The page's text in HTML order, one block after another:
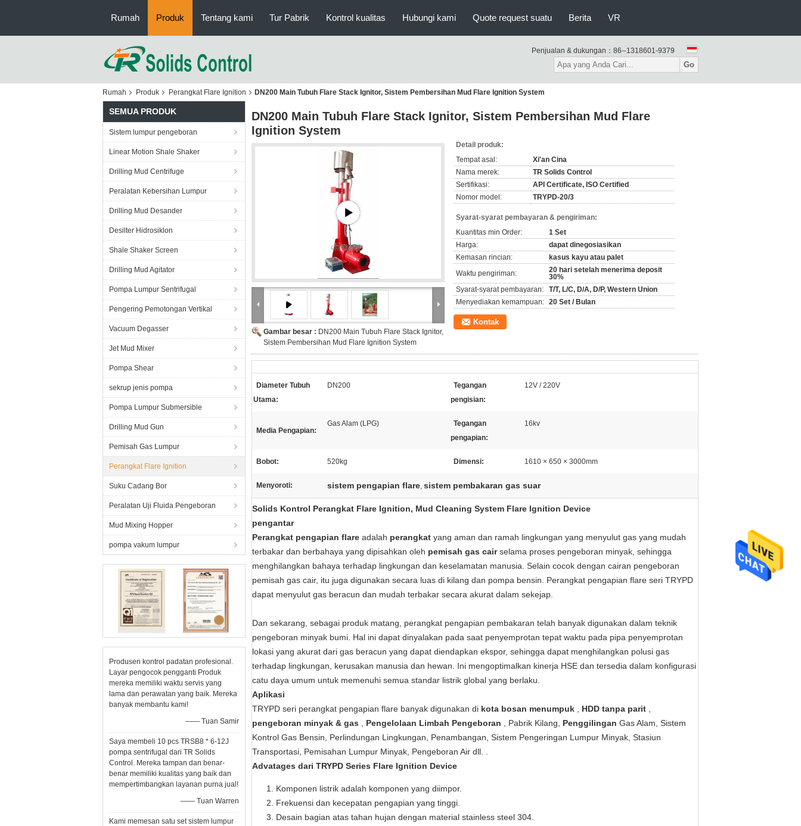
Rumah Produk Tentang kami Tur Pabrik Kontrol kualitas Hubungi kami Quote request suatu Berita VR
Penjualan & dukungan： 86--1318601-9379
Go
Rumah Produk Perangkat Flare Ignition DN200 Main Tubuh Flare Stack Ignitor, Sistem Pembersihan Mud Flare Ignition System
SEMUA PRODUK
Sistem lumpur pengeboran
Linear Motion Shale Shaker
Drilling Mud Centrifuge
Peralatan Kebersihan Lumpur
Drilling Mud Desander
Desilter Hidrosiklon
Shale Shaker Screen
Drilling Mud Agitator
Pompa Lumpur Sentrifugal
Pengering Pemotongan Vertikal
Vacuum Degasser
Jet Mud Mixer
Pompa Shear
sekrup jenis pompa
Pompa Lumpur Submersible
Drilling Mud Gun
Pemisah Gas Lumpur
Perangkat Flare Ignition
Suku Cadang Bor
Peralatan Uji Fluida Pengeboran
Mud Mixing Hopper
pompa vakum lumpur
Produsen kontrol padatan profesional.
Layar pengocok pengganti Produk
mereka memiliki waktu servis yang
lama dan perawatan yang baik. Mereka
banyak membantu kami!
—— Tuan Samir
Saya membeli 10 pcs TRSB8 * 6-12J
pompa sentrifugal dari TR Solids
Control. Mereka tampan dan benar-
benar memiliki kualitas yang baik dan
mempertimbangkan layanan purna jual!
—— Tuan Warren
Kami memesan satu set sistem lumpur
DN200 Main Tubuh Flare Stack Ignitor, Sistem Pembersihan Mud Flare
Ignition System
Gambar besar : DN200 Main Tubuh Flare Stack Ignitor,
Sistem Pembersihan Mud Flare Ignition System
Detail produk:
Tempat asal:
Xi'an Cina
Nama merek:
TR Solids Control
Sertifikasi:
API Certificate, ISO Certified
Nomor model:
TRYPD-20/3
Syarat-syarat pembayaran & pengiriman:
Kuantitas min Order:
1 Set
Harga:
dapat dinegosiasikan
Kemasan rincian:
kasus kayu atau palet
Waktu pengiriman:
20 hari setelah menerima deposit
30%
Syarat-syarat pembayaran:
T/T, L/C, D/A, D/P, Western Union
Menyediakan kemampuan: 20 Set / Bulan
Kontak
Diameter Tubuh
Utama:
DN200
Tegangan
pengisian:
12V / 220V
Media Pengapian:
Gas Alam (LPG)
Tegangan
pengapian:
16kv
Bobot: 520kg Dimensi: 1610 × 650 × 3000mm
Menyoroti: sistem pengapian flare, sistem pembakaran gas suar
Solids Kontrol Perangkat Flare Ignition, Mud Cleaning System Flare Ignition Device
pengantar
Perangkat pengapian flare adalah perangkat yang aman dan ramah lingkungan yang menyulut gas yang mudah
terbakar dan berbahaya yang dipisahkan oleh pemisah gas cairselama proses pengeboran minyak, sehingga
menghilangkan bahaya terhadap lingkungan dan keselamatan manusia. Selain cocok dengan cairan pengeboran
pemisah gas cair, itu juga digunakan secara luas di kilang dan pompa bensin. Perangkat pengapian flare seri TRYPD
dapat menyulut gas beracun dan mudah terbakar secara akurat dalam sekejap.
Dan sekarang, sebagai produk matang, perangkat pengapian pembakaran telah banyak digunakan dalam teknik
pengeboran minyak bumi. Hal ini dapat dinyalakan pada saat penyemprotan tepat waktu pada pipa penyemprotan
lokasi yang akurat dari gas beracun yang dapat diendapkan ekspor, sehingga dapat menghilangkan polusi gas
terhadap lingkungan, kerusakan manusia dan hewan. Ini mengoptimalkan kinerja HSE dan tersedia dalam konfigurasi
catu daya umum untuk memenuhi semua standar listrik global yang berlaku.
Aplikasi
TRYPD seri perangkat pengapian flare banyak digunakan di kota bosan menumpuk HDD tanpa parit
pengeboran minyak & gas
Pengelolaan Limbah Pengeboran , Pabrik Kilang, Penggilingan Gas Alam, Sistem
Kontrol Gas Bensin, Perlindungan Lingkungan, Penambangan, Sistem Pengeringan Lumpur Minyak, Stasiun
Transportasi, Pemisahan Lumpur Minyak, Pengeboran Air dll. .
Advatages dari TRYPD Series Flare Ignition Device
Komponen listrik adalah komponen yang diimpor.
Frekuensi dan kecepatan pengapian yang tinggi.
Desain bagian atas tahan hujan dengan material stainless steel 304.